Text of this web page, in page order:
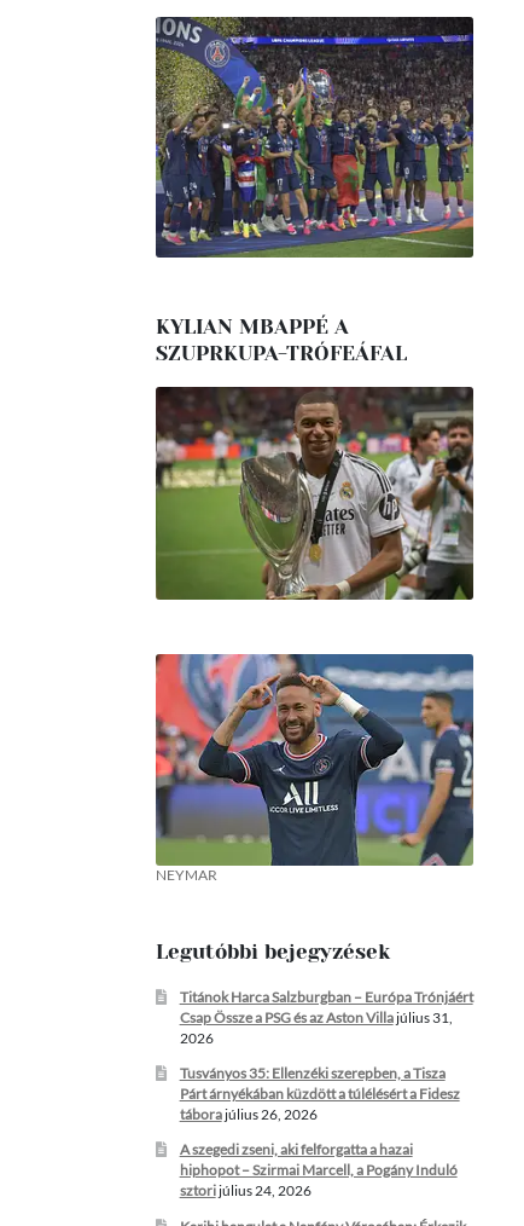
KYLIAN MBAPPÉ A
SZUPRKUPA-TRÓFEÁFAL
NEYMAR
Legutóbbi bejegyzések
Titánok Harca Salzburgban – Európa Trónjáért
Csap Össze a PSG és az Aston Villajúlius 31,
2026
Tusványos 35: Ellenzéki szerepben, a Tisza
Párt árnyékában küzdött a túlélésért a Fidesz
táborajúlius 26, 2026
A szegedi zseni, aki felforgatta a hazai
hiphopot – Szirmai Marcell, a Pogány Induló
sztorijúlius 24, 2026